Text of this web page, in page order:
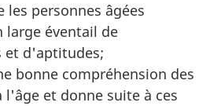
les personnes âgées
large éventail de
et d'aptitudes;
bonne compréhension des
l'âge et donne suite à ces